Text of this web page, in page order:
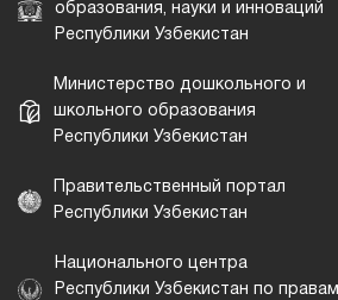
образования, науки и инноваций
Республики Узбекистан
Министерство дошкольного и
школьного образования
Республики Узбекистан
Правительственный портал
Республики Узбекистан
Национального центра
Республики Узбекистан по правам